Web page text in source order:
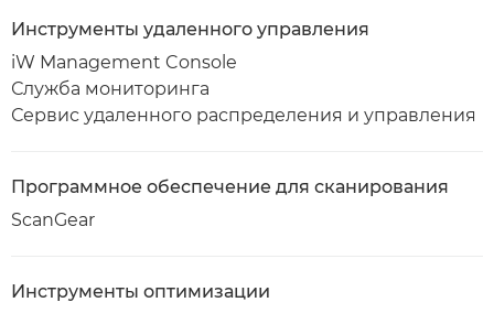
Инструменты удаленного управления
iW Management Console
Служба мониторинга
Сервис удаленного распределения и управления
Программное обеспечение для сканирования
ScanGear
Инструменты оптимизации